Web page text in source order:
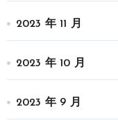
2023 年 11 月
2023 年 10 月
2023 年 9 月